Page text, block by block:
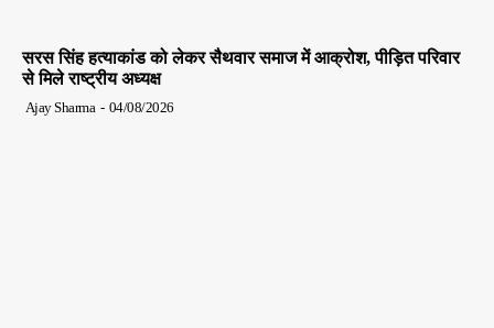
सरस सिंह हत्याकांड को लेकर सैथवार समाज में आक्रोश, पीड़ित परिवार
से मिले राष्ट्रीय अध्यक्ष
Ajay Sharma - 04/08/2026